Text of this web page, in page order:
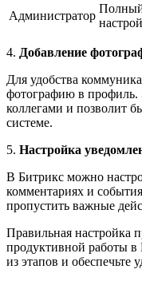
Администратор
4. Добавление
Для удобства
фотографию в профиль.
коллегами и позволит
системе.
5. Настройка
В Битрикс можно
комментариях и
пропустить важные
Правильная настройка
продуктивной работы
из этапов и обеспечьте